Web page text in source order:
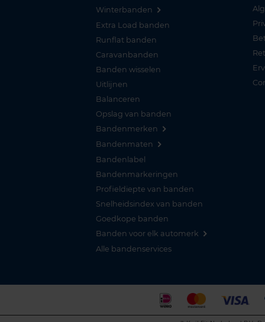
Winterbanden
Extra Load banden
Runflat banden
Caravanbanden
Banden wisselen
Uitlijnen
Balanceren
Opslag van banden
Bandenmerken
Bandenmaten
Bandenlabel
Bandenmarkeringen
Profieldiepte van banden
Snelheidsindex van banden
Goedkope banden
Banden voor elk automerk
Alle bandenservices